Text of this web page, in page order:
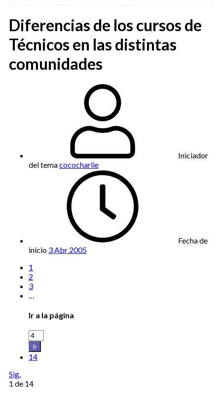
Diferencias de los cursos de
Técnicos en las distintas
comunidades
Iniciador
del temacococharlie
Fecha de
inicio 3 Abr 2005
1
2
3
…
Ir a la página
Ir
14
Sig.
1 de 14